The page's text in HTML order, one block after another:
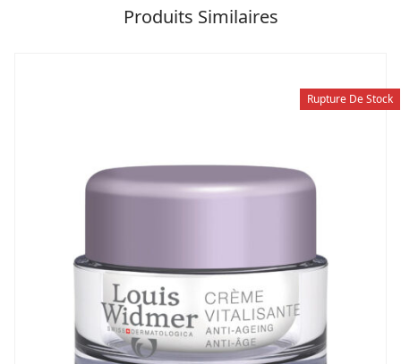
Produits Similaires
Rupture De Stock